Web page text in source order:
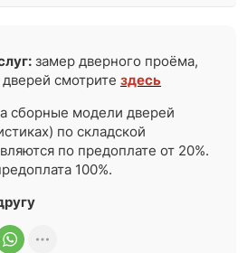
замер дверного проёма,
дверей смотритездесь
сборные модели дверей
по складской
по предоплате от 20%.
100%.